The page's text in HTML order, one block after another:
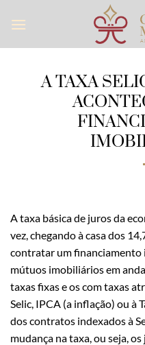
A TAXA
A taxa básica de juros da
vez, chegando à casa dos
contratar um financiamento
mútuos imobiliários em
taxas fixas e os com taxas
Selic, IPCA (a inflação) ou à
dos contratos indexados à
mudança na taxa, ou seja,